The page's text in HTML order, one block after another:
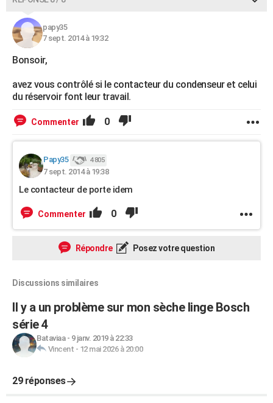
papy35
7 sept. 2014 à 19:32
Bonsoir,
avez vous contrôlé si le contacteur du condenseur et celui
du réservoir font leur travail.
Commenter 0
Papy35 4 805
7 sept. 2014 à 19:38
Le contacteur de porte idem
Commenter 0
Répondre Posez votre question
Discussions similaires
Il y a un problème sur mon sèche linge Bosch
série 4
Bataviaa- 9 janv. 2019 à 22:33
Vincent - 12 mai 2026 à 20:00
29 réponses